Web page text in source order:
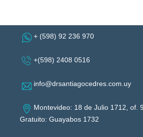
+ (598) 92 236 970
+(598) 2408 0516
info@drsantiagocedres.com.uy
Montevideo: 18 de Julio 1712, of.
Gratuito: Guayabos 1732